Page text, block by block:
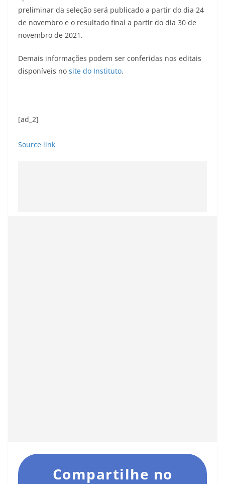
preliminar da seleção será publicado a partir do dia 24
de novembro e o resultado final a partir do dia 30 de
novembro de 2021.
Demais informações podem ser conferidas nos editais
disponíveis no site do Instituto.
[ad_2]
Source link
Compartilhe no